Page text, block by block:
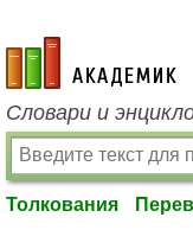
academic.ru
Словари и
Толкования